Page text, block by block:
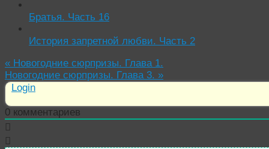
Братья. Часть 16
История запретной любви. Часть 2
« Новогодние сюрпризы. Глава 1.
Новогодние сюрпризы. Глава 3. »
Login
0 комментариев